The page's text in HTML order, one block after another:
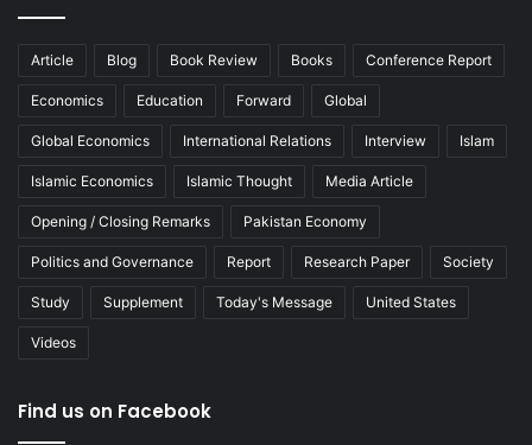
Article Blog Book Review Books Conference Report
Economics Education Forward Global
Global Economics International Relations Interview Islam
Islamic Economics Islamic Thought Media Article
Opening / Closing Remarks Pakistan Economy
Politics and Governance Report Research Paper Society
Study Supplement Today's Message United States
Videos
Find us on Facebook